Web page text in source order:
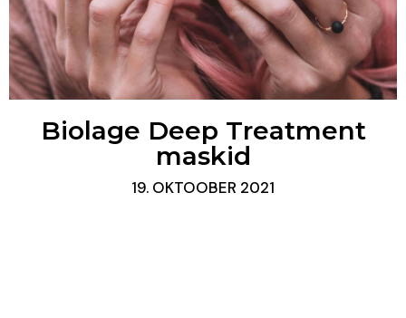
Biolage Deep Treatment
maskid
19. OKTOOBER 2021